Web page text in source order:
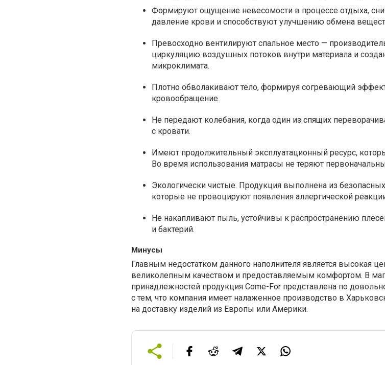
Формируют ощущение невесомости в процессе отдыха,
давление крови и способствуют улучшению обмена
Превосходно вентилируют спальное место —
циркуляцию воздушных потоков внутри материала и
микроклимата.
Плотно обволакивают тело, формируя согревающий
кровообращение.
Не передают колебания, когда один из спящих
с кровати.
Имеют продолжительный эксплуатационный ресурс,
Во время использования матрасы не теряют
Экологически чистые. Продукция выполнена из
которые не провоцируют появления аллергической
Не накапливают пыль, устойчивы к распространению
и бактерий.
Минусы
Главным недостатком данного наполнителя является высокая
великолепным качеством и предоставляемым комфортом. В
принадлежностей продукция Come-For представлена по
с тем, что компания имеет налаженное производство в
на доставку изделий из Европы или Америки.